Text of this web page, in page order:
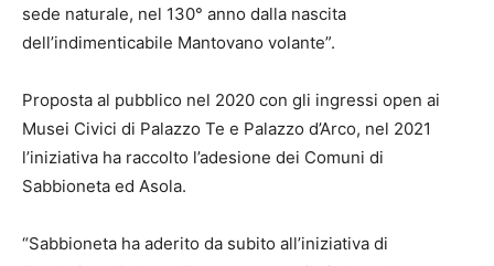
sede naturale, nel 130° anno dalla nascita
dell’indimenticabile Mantovano volante”.
Proposta al pubblico nel 2020 con gli ingressi open ai
Musei Civici di Palazzo Te e Palazzo d’Arco, nel 2021
l’iniziativa ha raccolto l’adesione dei Comuni di
Sabbioneta ed Asola.
“Sabbioneta ha aderito da subito all’iniziativa di